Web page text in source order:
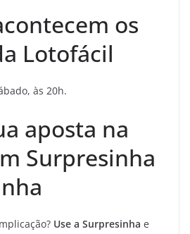
os
Lotofácil
às 20h.
aposta na
Surpresinha
Use a Surpresinha e